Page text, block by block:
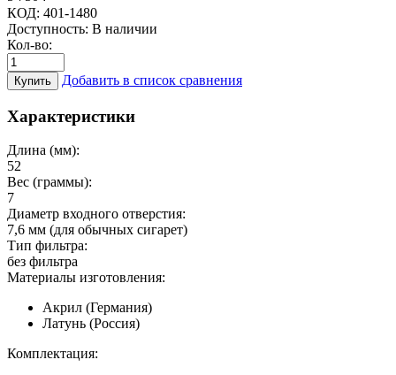
КОД: 401-1480
Доступность: В наличии
Кол-во:
Купить Добавить в список сравнения
Характеристики
Длина (мм):
52
Вес (граммы):
7
Диаметр входного отверстия:
7,6 мм (для обычных сигарет)
Тип фильтра:
без фильтра
Материалы изготовления:
Акрил (Германия)
Латунь (Россия)
Комплектация: